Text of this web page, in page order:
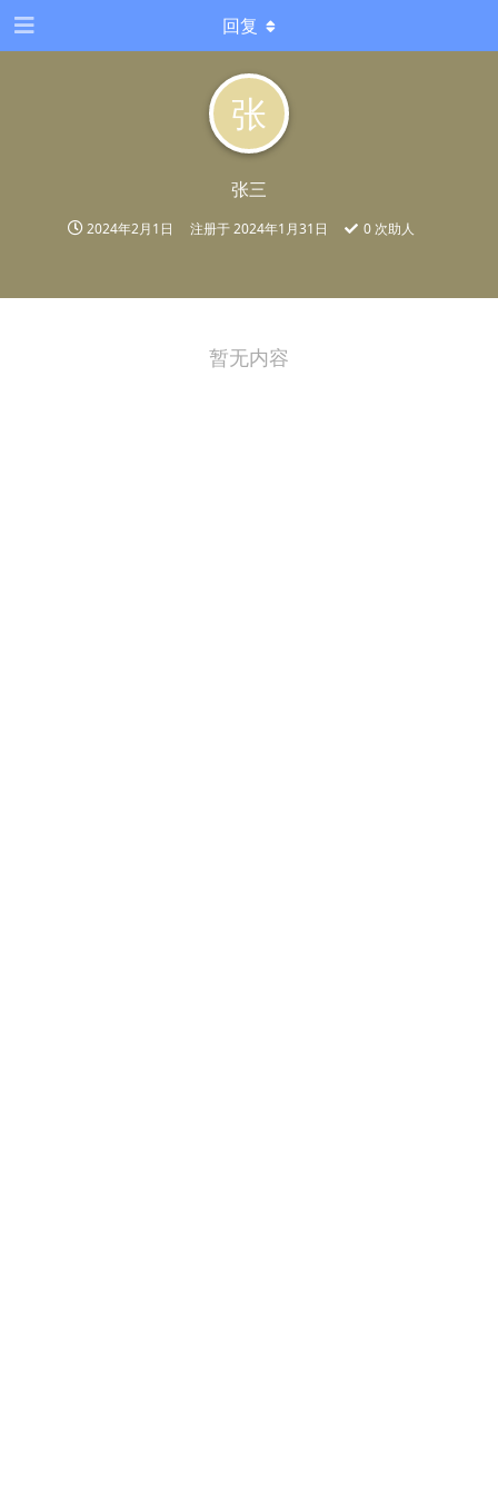
张
张三
2024年2月1日 注册于2024年1月31日 0次助人
回复
暂无内容